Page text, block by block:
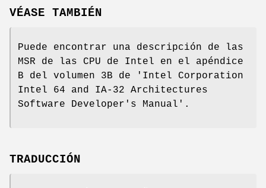
VÉASE TAMBIÉN
Puede encontrar una descripción de las
MSR de las CPU de Intel en el apéndice
B del volumen 3B de 'Intel Corporation
Intel 64 and IA-32 Architectures
Software Developer's Manual'.
TRADUCCIÓN